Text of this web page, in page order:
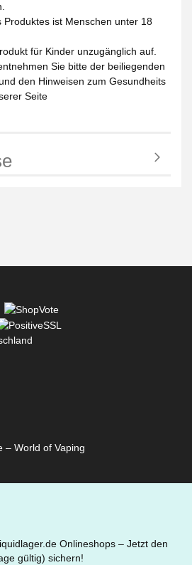
Produktes ist Menschen unter 18
für Kinder unzugänglich auf.
Sie bitte der beiliegenden
den Hinweisen zum Gesundheits
Seite
– World of Vaping
Onlineshops – Jetzt den
gültig) sichern!